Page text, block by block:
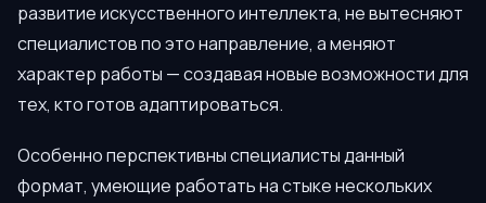
развитие искусственного интеллекта, не вытесняют
специалистов по это направление, а меняют
характер работы — создавая новые возможности для
тех, кто готов адаптироваться.
Особенно перспективны специалисты данный
формат, умеющие работать на стыке нескольких